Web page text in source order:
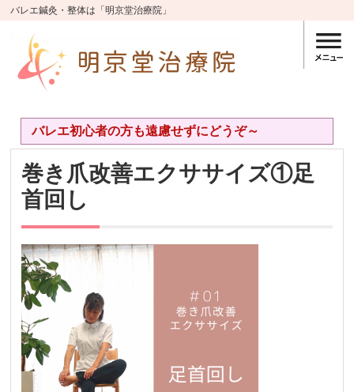
バレエ鍼灸・整体は「明京堂治療院」
バレエ初心者の方も遠慮せずにどうぞ～
巻き爪改善エクササイズ①足
首回し